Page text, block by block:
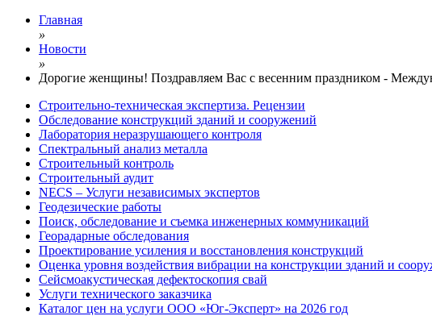
Главная
»
Новости
»
Дорогие женщины! Поздравляем Вас с весенним праздником -
Строительно-техническая экспертиза. Рецензии
Обследование конструкций зданий и сооружений
Лаборатория неразрушающего контроля
Спектральный анализ металла
Строительный контроль
Строительный аудит
NECS – Услуги независимых экспертов
Геодезические работы
Поиск, обследование и съемка инженерных коммуникаций
Георадарные обследования
Проектирование усиления и восстановления конструкций
Оценка уровня воздействия вибрации на конструкции зданий и
Сейсмоакустическая дефектоскопия свай
Услуги технического заказчика
Каталог цен на услуги ООО «Юг-Эксперт» на 2026 год